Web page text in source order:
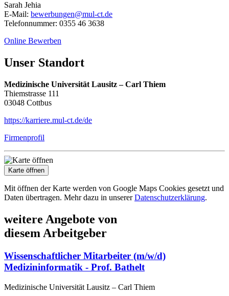
Sarah Jehia
E-Mail: bewerbungen@mul-ct.de
Telefonnummer: 0355 46 3638
Online Bewerben
Unser Standort
Medizinische Universität Lausitz – Carl Thiem
Thiemstrasse 111
03048 Cottbus
https://karriere.mul-ct.de/de
Firmenprofil
Karte öffnen
Mit öffnen der Karte werden von Google Maps Cookies gesetzt und
Daten übertragen. Mehr dazu in unsererDatenschutzerklärung.
weitere Angebote von
diesem Arbeitgeber
Wissenschaftlicher Mitarbeiter (m/w/d)
Medizininformatik - Prof. Bathelt
Medizinische Universität Lausitz – Carl Thiem